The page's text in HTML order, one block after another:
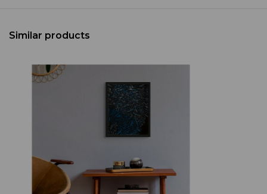
Similar products